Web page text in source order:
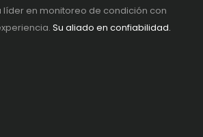
líder en monitoreo de condición con
Su aliado en confiabilidad.